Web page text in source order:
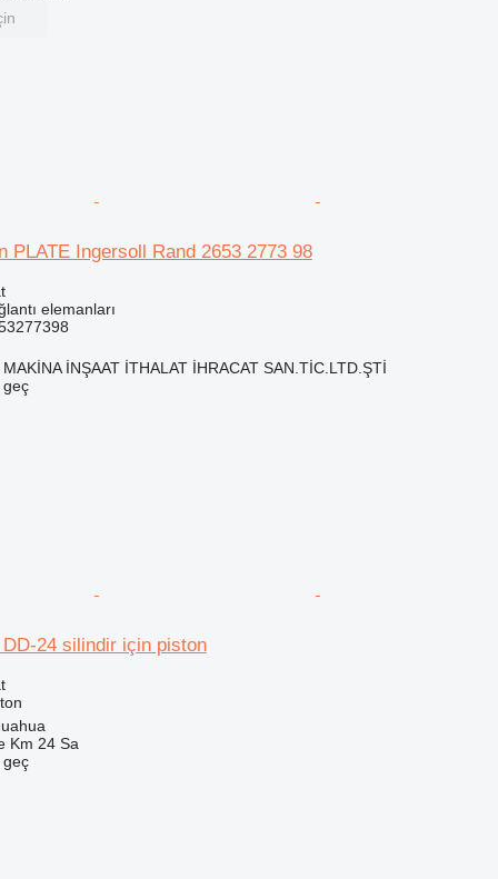
PLATE Ingersoll Rand 2653 2773 98
elemanları
İNŞAAT İTHALAT İHRACAT SAN.TİC.LTD.ŞTİ
geç
24 silindir için piston
Km 24 Sa
geç